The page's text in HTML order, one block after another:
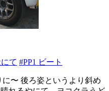
て #PP1 ビート
〜 後ろ姿というより斜め